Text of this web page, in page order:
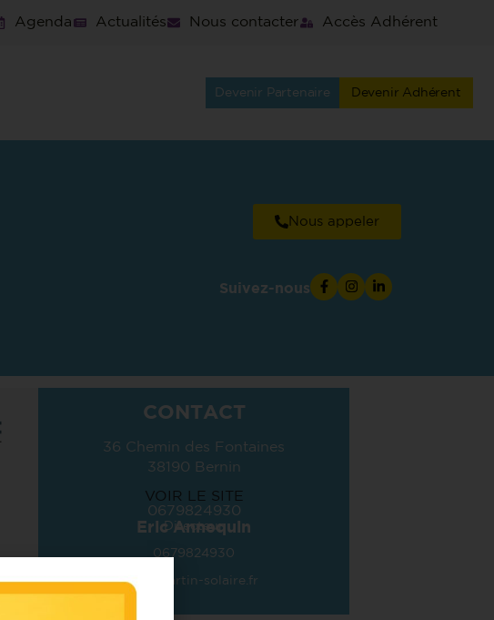
Agenda Actualités Nous contacter Accès Adhérent
Devenir Partenaire Devenir Adhérent
Nous appeler
Suivez-nous
CONTACT
36 Chemin des Fontaines
38190 Bernin
VOIR LE SITE
0679824930
Eric Annequin
Directeur
0679824930
ea@martin-solaire.fr